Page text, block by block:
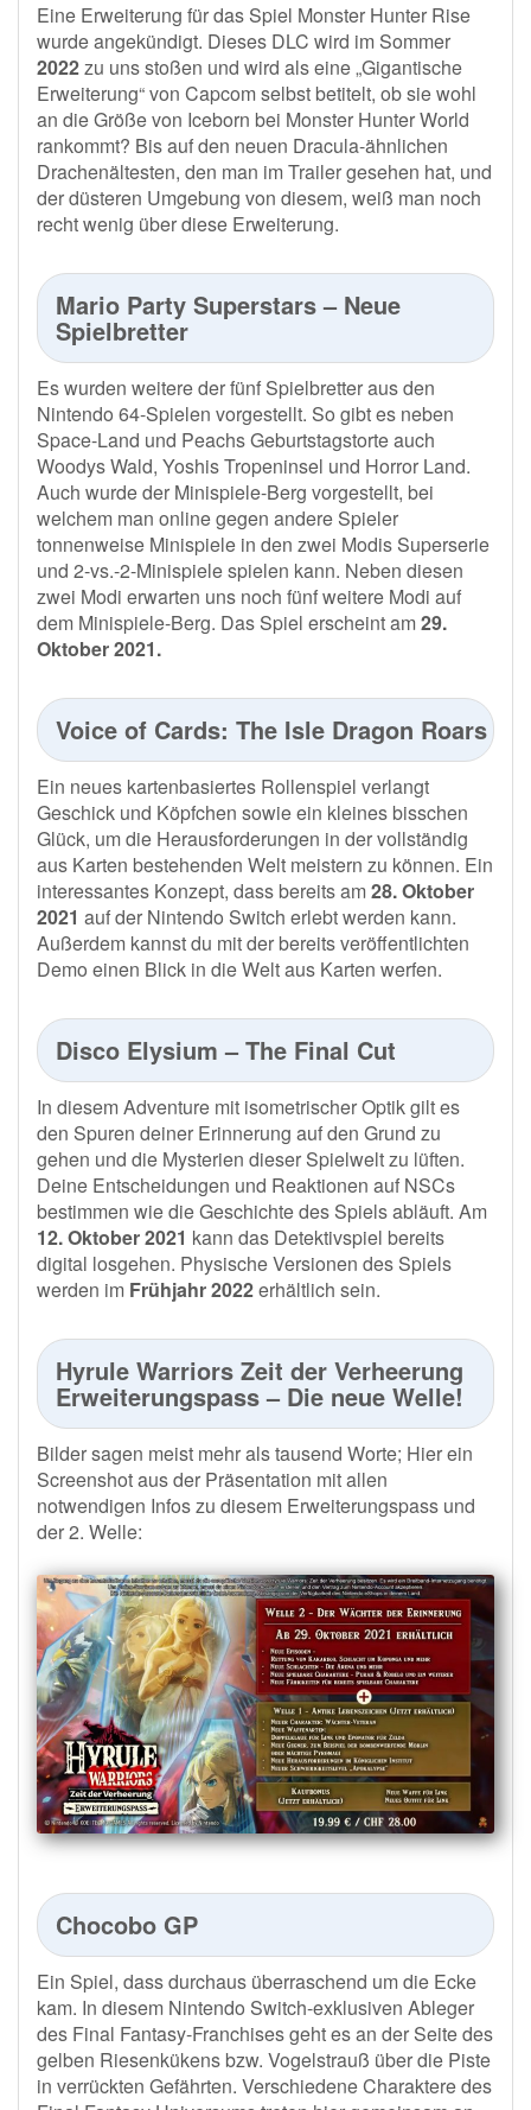
Eine Erweiterung für das Spiel Monster Hunter Rise
wurde angekündigt. Dieses DLC wird im Sommer
2022zu uns stoßen und wird als eine „Gigantische
Erweiterung“ von Capcom selbst betitelt, ob sie wohl
an die Größe von Iceborn bei Monster Hunter World
rankommt? Bis auf den neuen Dracula-ähnlichen
Drachenältesten, den man im Trailer gesehen hat, und
der düsteren Umgebung von diesem, weiß man noch
recht wenig über diese Erweiterung.
Mario Party Superstars – Neue
Spielbretter
Es wurden weitere der fünf Spielbretter aus den
Nintendo 64-Spielen vorgestellt. So gibt es neben
Space-Land und Peachs Geburtstagstorte auch
Woodys Wald, Yoshis Tropeninsel und Horror Land.
Auch wurde der Minispiele-Berg vorgestellt, bei
welchem man online gegen andere Spieler
tonnenweise Minispiele in den zwei Modis Superserie
und 2-vs.-2-Minispiele spielen kann. Neben diesen
zwei Modi erwarten uns noch fünf weitere Modi auf
dem Minispiele-Berg. Das Spiel erscheint am29.
Oktober 2021.
Voice of Cards: The Isle Dragon Roars
Ein neues kartenbasiertes Rollenspiel verlangt
Geschick und Köpfchen sowie ein kleines bisschen
Glück, um die Herausforderungen in der vollständig
aus Karten bestehenden Welt meistern zu können. Ein
interessantes Konzept, dass bereits am28. Oktober
2021 auf der Nintendo Switch erlebt werden kann.
Außerdem kannst du mit der bereits veröffentlichten
Demo einen Blick in die Welt aus Karten werfen.
Disco Elysium – The Final Cut
In diesem Adventure mit isometrischer Optik gilt es
den Spuren deiner Erinnerung auf den Grund zu
gehen und die Mysterien dieser Spielwelt zu lüften.
Deine Entscheidungen und Reaktionen auf NSCs
bestimmen wie die Geschichte des Spiels abläuft. Am
12. Oktober 2021 kann das Detektivspiel bereits
digital losgehen. Physische Versionen des Spiels
werden im Frühjahr 2022erhältlich sein.
Hyrule Warriors Zeit der Verheerung
Erweiterungspass – Die neue Welle!
Bilder sagen meist mehr als tausend Worte; Hier ein
Screenshot aus der Präsentation mit allen
notwendigen Infos zu diesem Erweiterungspass und
der 2. Welle:
Chocobo GP
Ein Spiel, dass durchaus überraschend um die Ecke
kam. In diesem Nintendo Switch-exklusiven Ableger
des Final Fantasy-Franchises geht es an der Seite des
gelben Riesenkükens bzw. Vogelstrauß über die Piste
in verrückten Gefährten. Verschiedene Charaktere des